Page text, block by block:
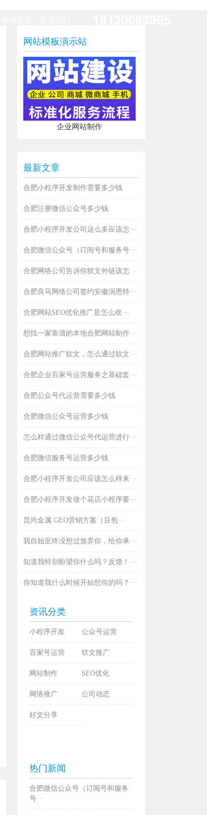
网站模板演示站
企业网站制作
最新文章
合肥小程序开发制作需要多少钱
合肥注册微信公众号多少钱
合肥小程序开发公司这么多应该怎···
合肥微信公众号（订阅号和服务号···
合肥网络公司告诉你软文外链该怎···
合肥良马网络公司签约安徽润恩特···
合肥网站SEO优化推广是怎么收···
想找一家靠谱的本地合肥网站制作···
合肥网站推广软文，怎么通过软文···
合肥企业百家号运营服务之基础套···
合肥公众号代运营需要多少钱
合肥微信公众号运营多少钱
怎么样通过微信公众号代运营进行···
合肥微信服务号运营多少钱
合肥小程序开发公司应该怎么样来···
合肥小程序开发做个花店小程序要···
昆尚金属 GEO营销方案（豆包···
我自始至终没想过放弃你，给你承···
知道我特别盼望你什么吗？反馈！···
你知道我什么时候开始想你的吗？···
资讯分类
小程序开发 公众号运营
百家号运营 软文推广
网站制作 SEO优化
网络推广 公司动态
好文分享
热门新闻
合肥微信公众号（订阅号和服务
号···